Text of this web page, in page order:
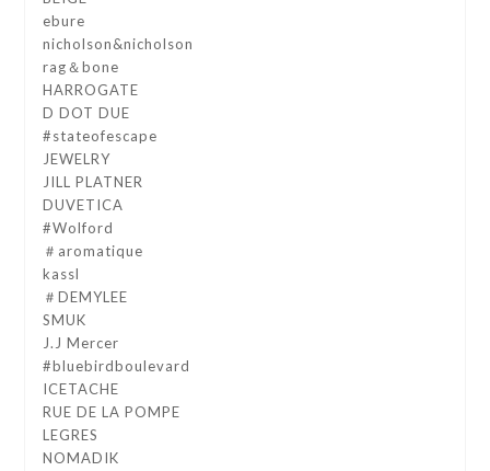
ebure
nicholson&nicholson
rag＆bone
HARROGATE
D DOT DUE
#stateofescape
JEWELRY
JILL PLATNER
DUVETICA
#Wolford
＃aromatique
kassl
＃DEMYLEE
SMUK
J.J Mercer
#bluebirdboulevard
ICETACHE
RUE DE LA POMPE
LEGRES
NOMADIK